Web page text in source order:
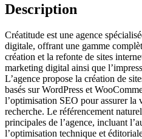
Description
Créatitude est une agence
digitale, offrant une gamme
création et la refonte de sites
marketing digital ainsi que
L’agence propose la création de
basés sur WordPress et
l’optimisation SEO pour assurer la
recherche. Le référencement
principales de l’agence, incluant
l’optimisation technique et